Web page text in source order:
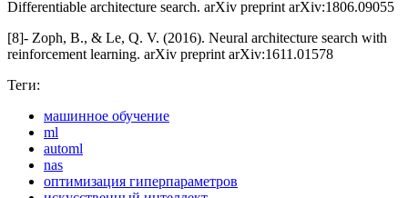
Differentiable architecture search. arXiv preprint arXiv:1806.09055
[8]- Zoph, B., & Le, Q. V. (2016). Neural architecture search with
reinforcement learning. arXiv preprint arXiv:1611.01578
Теги:
машинное обучение
ml
automl
nas
оптимизация гиперпараметров